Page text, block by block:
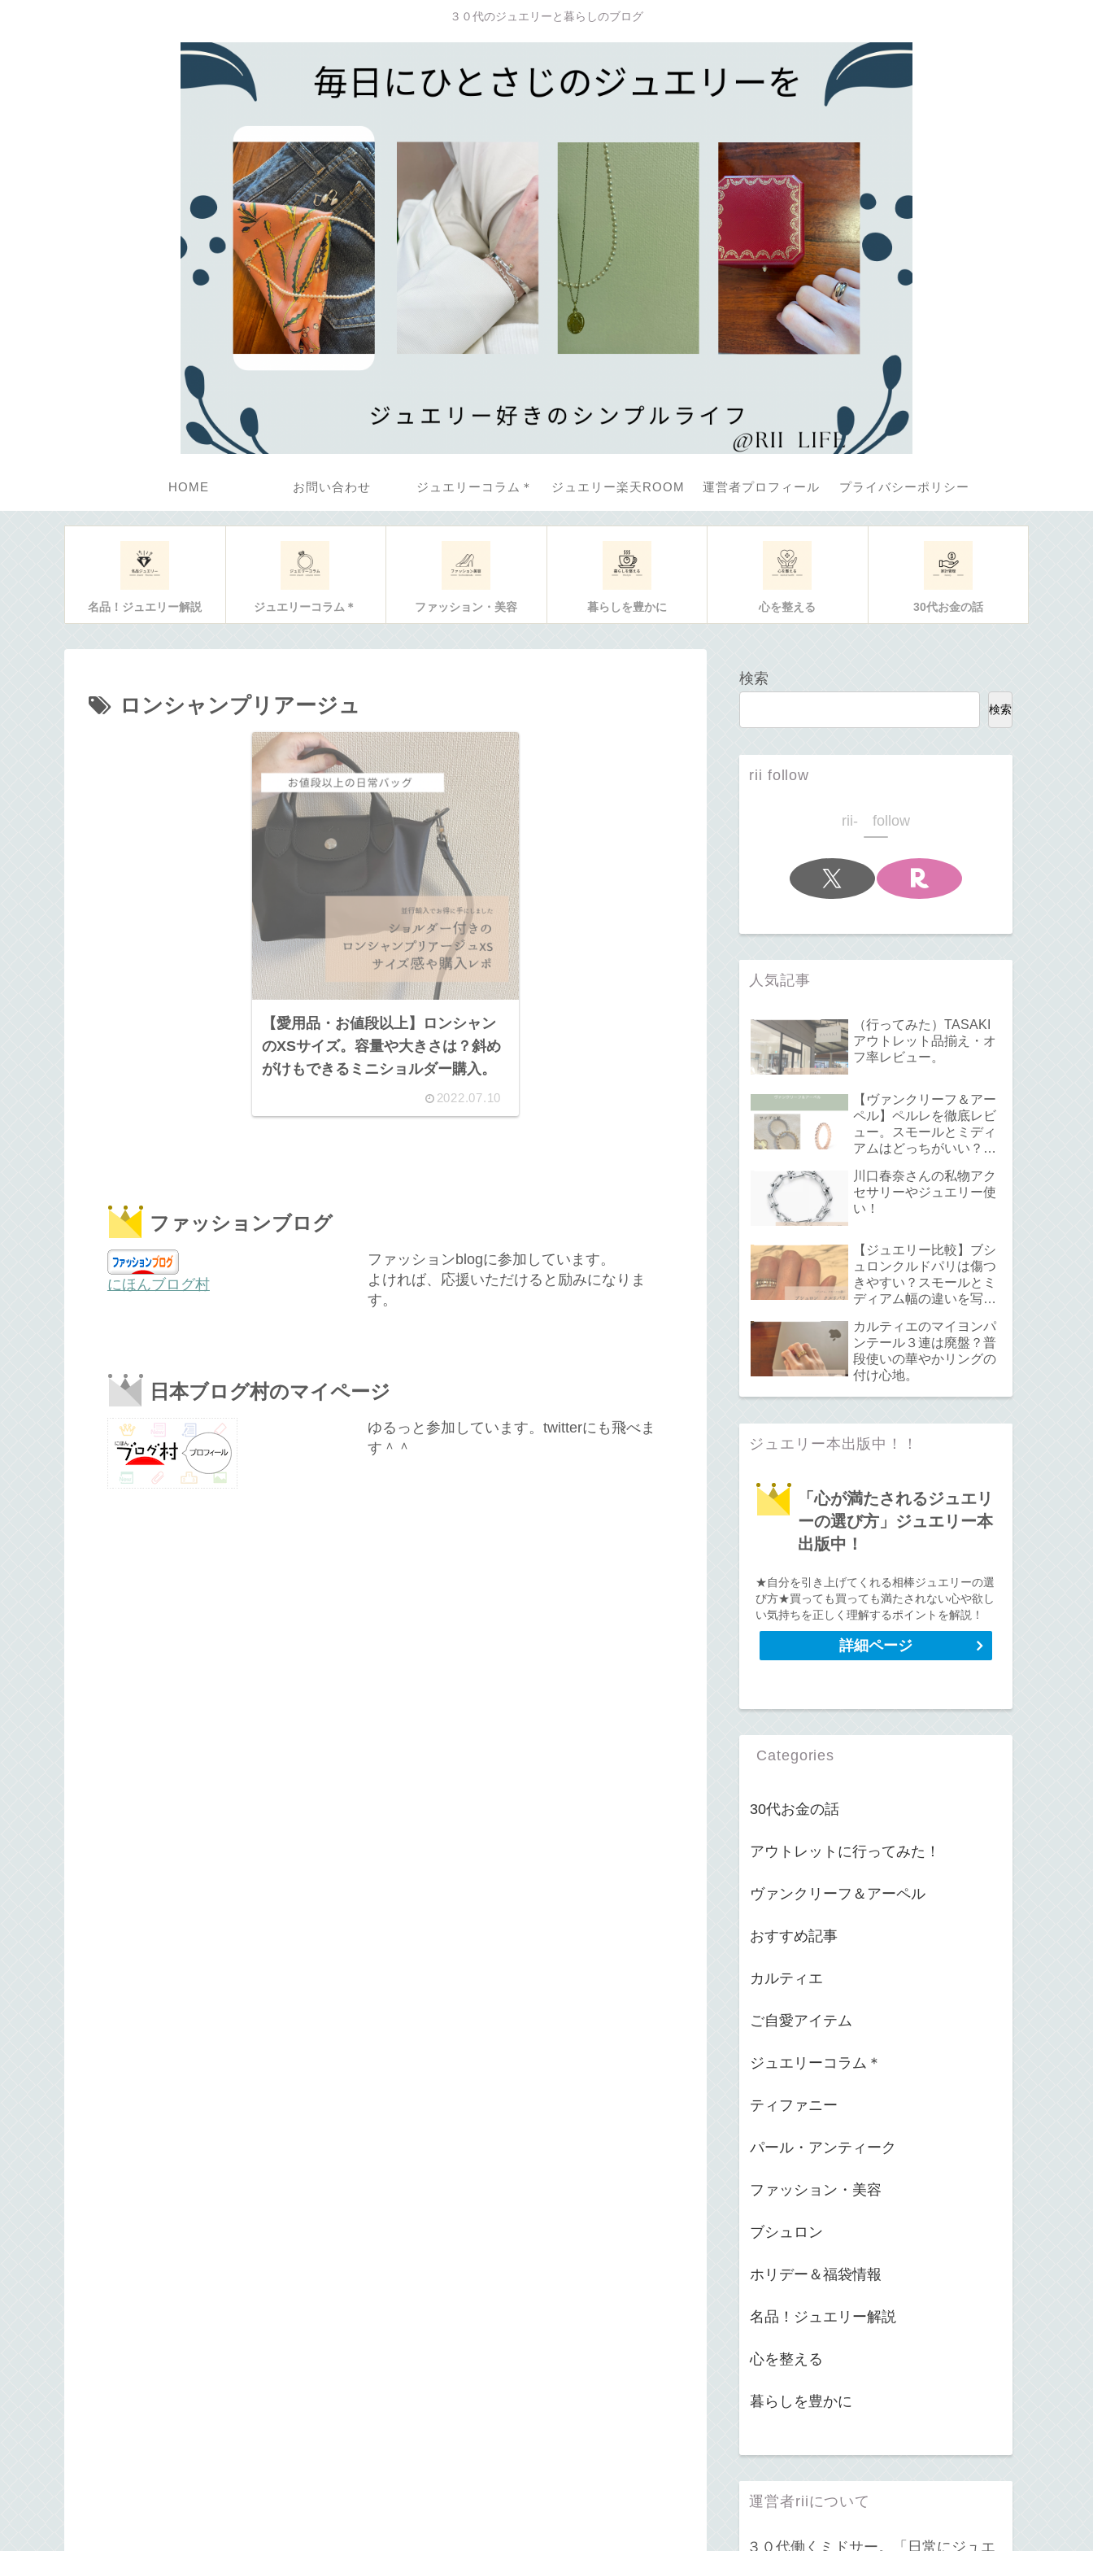
３０代のジュエリーと暮らしのブログ
HOME お問い合わせ ジュエリーコラム＊ ジュエリー楽天ROOM 運営者プロフィール プライバシーポリシー
名品！ジュエリー解説 ジュエリーコラム＊ ファッション・美容 暮らしを豊かに 心を整える 30代お金の話
ロンシャンプリアージュ
【愛用品・お値段以上】ロンシャン
のXSサイズ。容量や大きさは？斜め
がけもできるミニショルダー購入。
2022.07.10
ファッションブログ
にほんブログ村
ファッションblogに参加しています。
よければ、応援いただけると励みになりま
す。
日本ブログ村のマイページ
ゆるっと参加しています。twitterにも飛べま
す＾＾
検索
検索
rii follow
rii- follow
人気記事
（行ってみた）TASAKI
アウトレット品揃え・オ
フ率レビュー。
【ヴァンクリーフ＆アー
ペル】ペルレを徹底レビ
ュー。スモールとミディ
アムはどっちがいい？サ
て。
川口春奈さんの私物アク
セサリーやジュエリー使
い！
【ジュエリー比較】ブシ
ュロンクルドパリは傷つ
きやすい？スモールとミ
ディアム幅の違いを写真
カルティエのマイヨンパ
ンテール３連は廃盤？普
段使いの華やかリングの
付け心地。
ジュエリー本出版中！！
「心が満たされるジュエリ
ーの選び方」ジュエリー本
出版中！
★自分を引き上げてくれる相棒ジュエリーの選
び方★買っても買っても満たされない心や欲し
い気持ちを正しく理解するポイントを解説！
詳細ページ
Categories
30代お金の話
アウトレットに行ってみた！
ヴァンクリーフ＆アーペル
おすすめ記事
カルティエ
ご自愛アイテム
ジュエリーコラム＊
ティファニー
パール・アンティーク
ファッション・美容
ブシュロン
ホリデー＆福袋情報
名品！ジュエリー解説
心を整える
暮らしを豊かに
運営者riiについて
３０代働くミドサー。「日常にジュエ